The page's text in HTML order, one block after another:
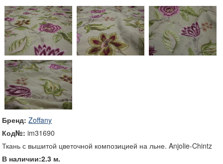
Бренд: Zoffany
Код№:im31690
Ткань с вышитой цветочной композицией на льне. Anjolie-Chintz
В наличии:2.3 м.